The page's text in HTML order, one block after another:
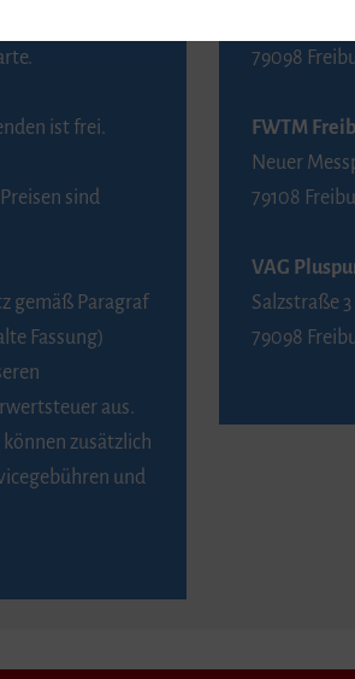
ist frei.
sind
gemäß Paragraf
Fassung)
aus.
zusätzlich
und
79098
FWTM
Neuer
79108
VAG
Salzstraße 3
79098